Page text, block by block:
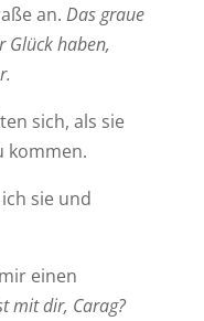
an. Das graue
Glück haben,
sich, als sie
kommen.
sie und
einen
mit dir, Carag?